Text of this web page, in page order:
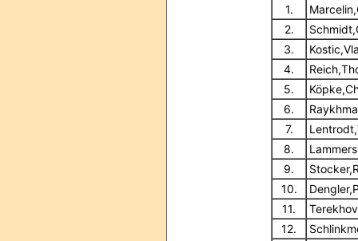
1.
2.
3.
4.
5.
6.
7.
8.
9.
10.
11.
12.